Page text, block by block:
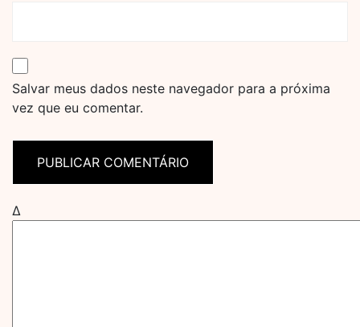
Salvar meus dados neste navegador para a próxima
vez que eu comentar.
Δ